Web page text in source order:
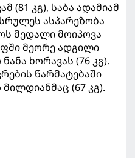
(81 კგ), საბა ადამიამ
ასპარეზობა
მედალი მოიპოვა
მეორე ადგილი
ხორავას (76 კგ).
წარმატებაში
(67 კგ).